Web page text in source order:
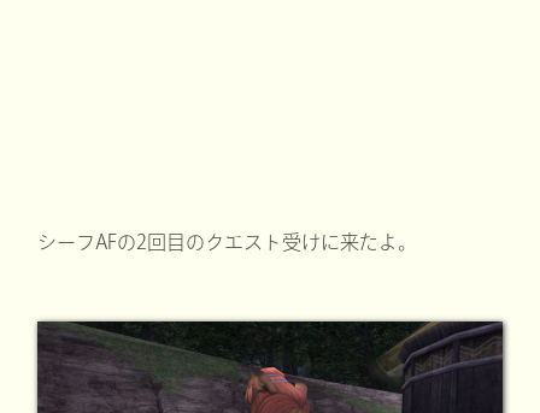
シーフAFの2回目のクエスト受けに来たよ。